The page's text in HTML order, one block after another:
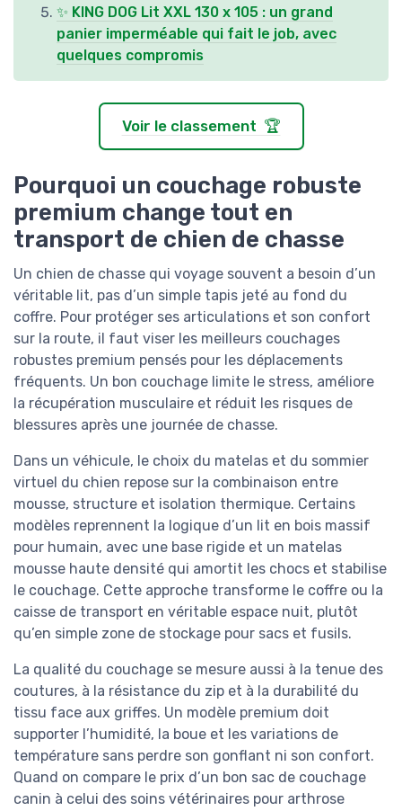
✨ KING DOG Lit XXL 130 x 105 : un grand
panier imperméable qui fait le job, avec
quelques compromis
Voir le classement 🏆
Pourquoi un couchage robuste
premium change tout en
transport de chien de chasse
Un chien de chasse qui voyage souvent a besoin d’un
véritable lit, pas d’un simple tapis jeté au fond du
coffre. Pour protéger ses articulations et son confort
sur la route, il faut viser les meilleurs couchages
robustes premium pensés pour les déplacements
fréquents. Un bon couchage limite le stress, améliore
la récupération musculaire et réduit les risques de
blessures après une journée de chasse.
Dans un véhicule, le choix du matelas et du sommier
virtuel du chien repose sur la combinaison entre
mousse, structure et isolation thermique. Certains
modèles reprennent la logique d’un lit en bois massif
pour humain, avec une base rigide et un matelas
mousse haute densité qui amortit les chocs et stabilise
le couchage. Cette approche transforme le coffre ou la
caisse de transport en véritable espace nuit, plutôt
qu’en simple zone de stockage pour sacs et fusils.
La qualité du couchage se mesure aussi à la tenue des
coutures, à la résistance du zip et à la durabilité du
tissu face aux griffes. Un modèle premium doit
supporter l’humidité, la boue et les variations de
température sans perdre son gonflant ni son confort.
Quand on compare le prix d’un bon sac de couchage
canin à celui des soins vétérinaires pour arthrose